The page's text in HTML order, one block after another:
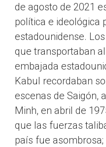
de agosto de 2021
política e ideológica
estadounidense.
que transportaban
embajada
Kabul recordaban
escenas de Saigón,
Minh, en abril de
que las fuerzas
país fue